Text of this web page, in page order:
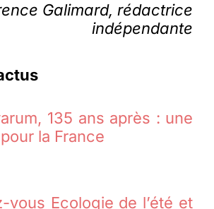
Galimard, rédactrice
indépendante
135 ans après : une
la France
vous Ecologie de l’été et